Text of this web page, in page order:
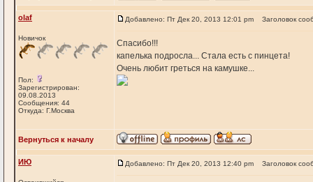
olaf
Новичок
Пол:
Зарегистрирован:
09.08.2013
Сообщения: 44
Откуда: Г.Москва
Добавлено: Пт Дек 20, 2013 12:01 pm Заголовок
Спасибо!!!
капелька подросла... Стала есть с пинцета!
Очень любит греться на камушке...
Вернуться к началу
ИЮ Добавлено: Пт Дек 20, 2013 12:40 pm Заголовок